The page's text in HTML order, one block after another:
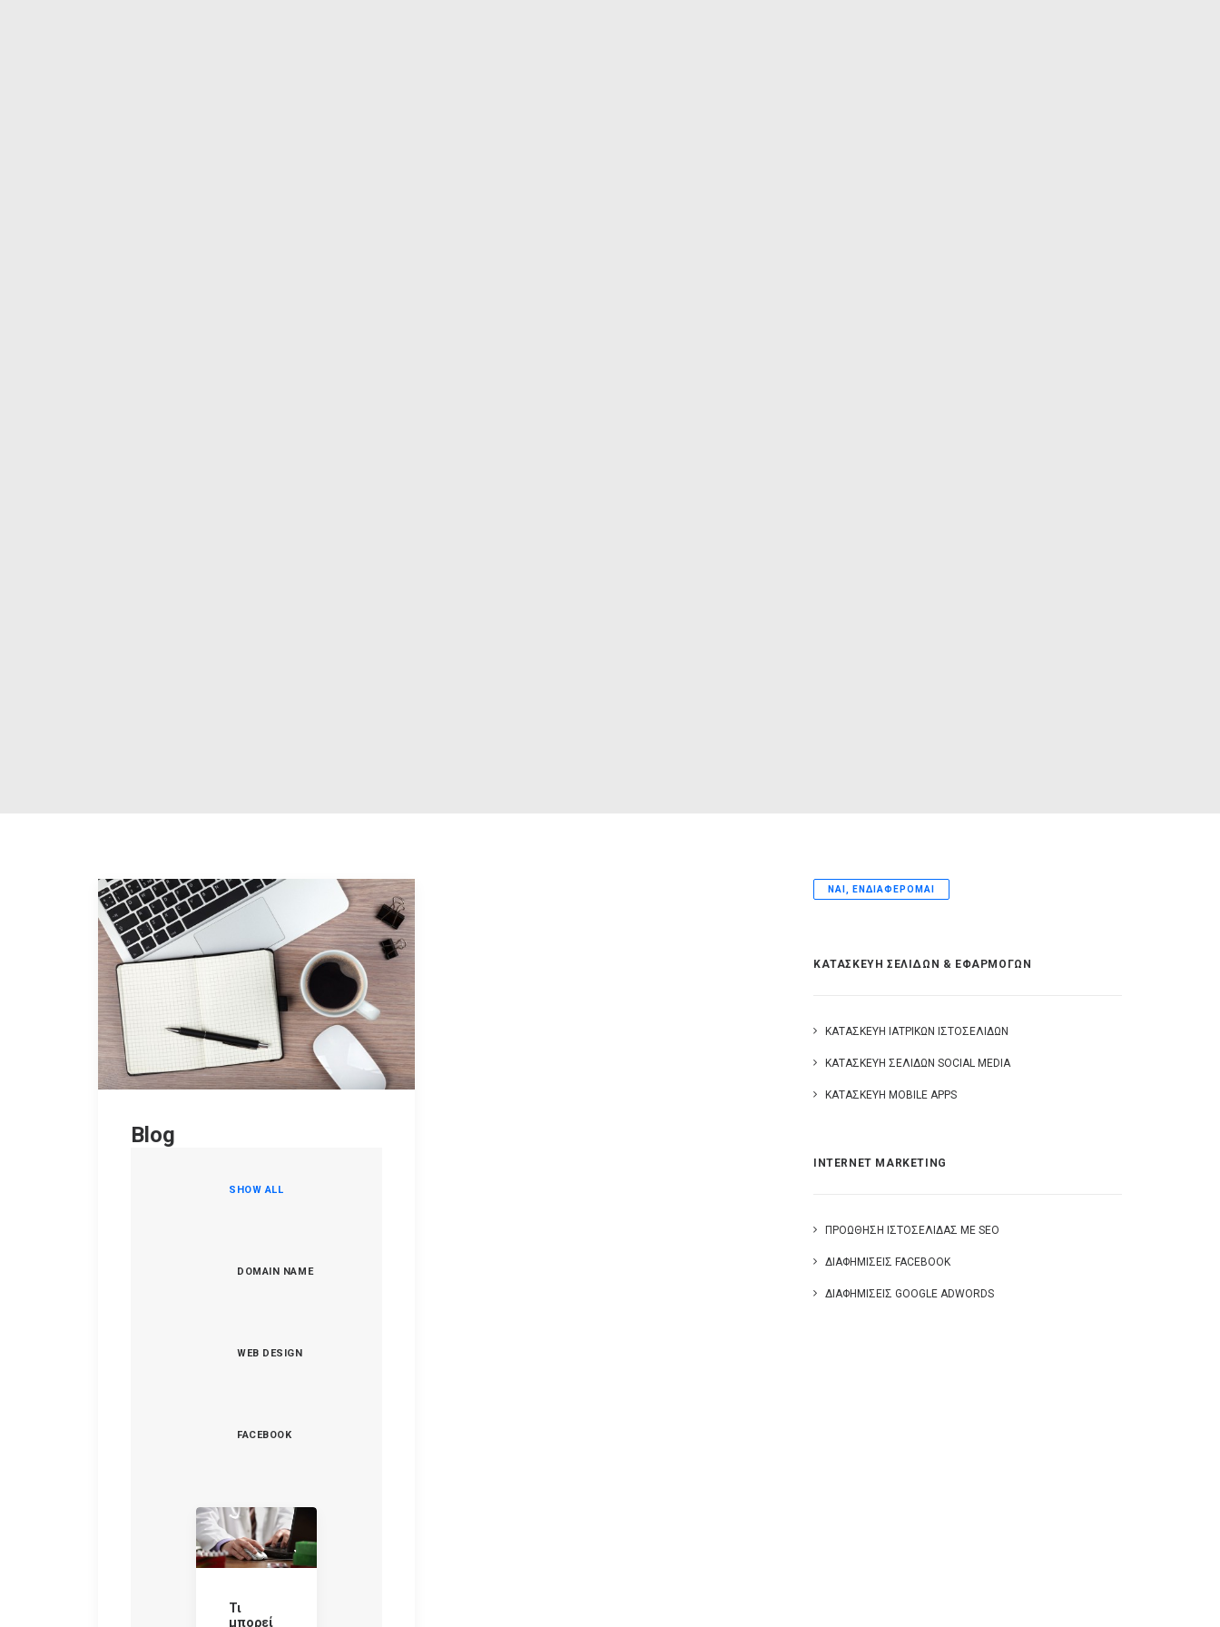
Blog
SHOW ALL
DOMAIN NAME
WEB DESIGN
FACEBOOK
Τι
μπορεί
ΝΑΙ, ΕΝΔΙΑΦΈΡΟΜΑΙ
ΚΑΤΑΣΚΕΥΗ ΣΕΛΙΔΩΝ & ΕΦΑΡΜΟΓΩΝ
ΚΑΤΑΣΚΕΥΉ ΙΑΤΡΙΚΏΝ ΙΣΤΟΣΕΛΊΔΩΝ
ΚΑΤΑΣΚΕΥΉ ΣΕΛΊΔΩΝ SOCIAL MEDIA
ΚΑΤΑΣΚΕΥΉ MOBILE APPS
INTERNET MARKETING
ΠΡΟΏΘΗΣΗ ΙΣΤΟΣΕΛΊΔΑΣ ΜΕ SEO
ΔΙΑΦΗΜΊΣΕΙΣ FACEBOOK
ΔΙΑΦΗΜΊΣΕΙΣ GOOGLE ADWORDS